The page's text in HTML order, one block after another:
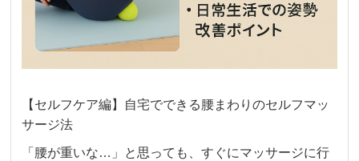
【セルフケア編】自宅でできる腰まわりのセルフマッ
サージ法
「腰が重いな…」と思っても、すぐにマッサージに行